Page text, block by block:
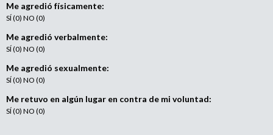
Me agredió físicamente:
SÍ (0) NO (0)
Me agredió verbalmente:
SÍ (0) NO (0)
Me agredió sexualmente:
SÍ (0) NO (0)
Me retuvo en algún lugar en contra de mi voluntad:
SÍ (0) NO (0)